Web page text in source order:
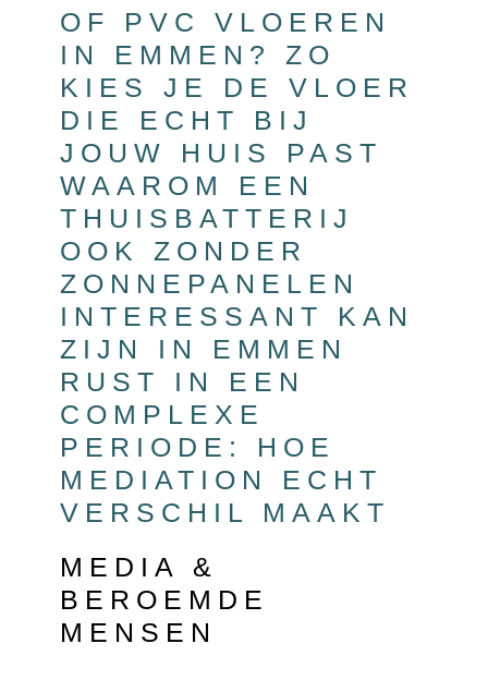
OF PVC VLOEREN
IN EMMEN? ZO
KIES JE DE VLOER
DIE ECHT BIJ
JOUW HUIS PAST
WAAROM EEN
THUISBATTERIJ
OOK ZONDER
ZONNEPANELEN
INTERESSANT KAN
ZIJN IN EMMEN
RUST IN EEN
COMPLEXE
PERIODE: HOE
MEDIATION ECHT
VERSCHIL MAAKT
MEDIA &
BEROEMDE
MENSEN